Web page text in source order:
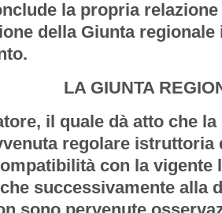
la propria
della Giunta regionale
LA GIUNTA
il quale dà atto che
regolare istruttoria
con la vigente
successivamente alla